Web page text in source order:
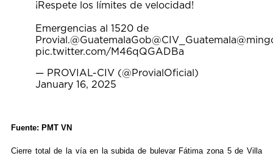
¡Respete los límites de velocidad!
Emergencias al 1520 de
Provial.@GuatemalaGob@CIV_Guatemala
pic.twitter.com/M46qQGADBa
— PROVIAL-CIV (@ProvialOficial)
January 16, 2025
Fuente: PMT VN
Cierre total de la vía en la subida de bulevar Fátima zona 5 de Villa